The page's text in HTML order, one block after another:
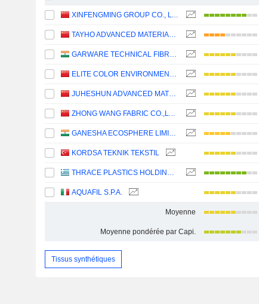
XINFENGMING GROUP CO., LTD.
TAYHO ADVANCED MATERIALS GROUP CO., LTD.
GARWARE TECHNICAL FIBRES LIMITED
ELITE COLOR ENVIRONMENTAL RESOURCES SCIENCE & TECHNOLOGY CO., LTD.
JUHESHUN ADVANCED MATERIAL CO., LTD.
ZHONG WANG FABRIC CO.,LTD.
GANESHA ECOSPHERE LIMITED
KORDSA TEKNIK TEKSTIL
THRACE PLASTICS HOLDING COMPANY S.A.
AQUAFIL S.P.A.
Moyenne
Moyenne pondérée par Capi.
Tissus synthétiques